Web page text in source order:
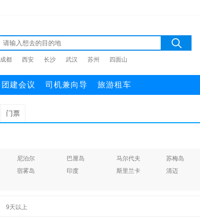
成都 西安 长沙 武汉 苏州 四面山
团建会议 司机兼向导 旅游租车
门票
尼泊尔 巴厘岛 马尔代夫 苏梅岛
宿雾岛 印度 斯里兰卡 清迈
9天以上